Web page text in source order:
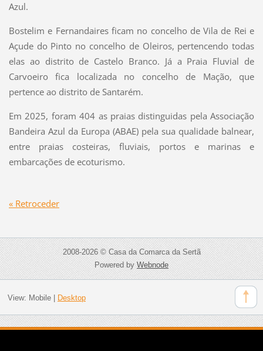
Azul.
Bostelim e Fernandaires ficam no concelho de Vila de Rei e
Açude do Pinto no concelho de Oleiros, pertencendo todas
elas ao distrito de Castelo Branco. Já a Praia Fluvial de
Carvoeiro fica localizada no concelho de Mação, que
pertence ao distrito de Santarém.
Em 2025, foram 404 as praias distinguidas pela Associação
Bandeira Azul da Europa (ABAE) pela sua qualidade balnear,
entre praias costeiras, fluviais, portos e marinas e
embarcações de ecoturismo.
« Retroceder
2008-2026 © Casa da Comarca da Sertã
Powered byWebnode
View: Mobile| Desktop